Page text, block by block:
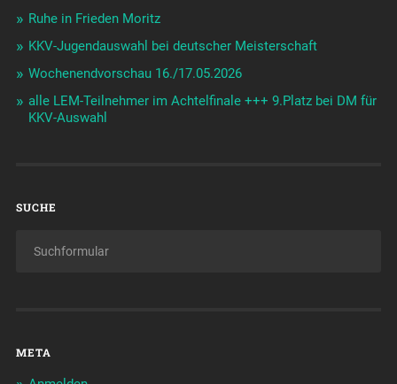
Ruhe in Frieden Moritz
KKV-Jugendauswahl bei deutscher Meisterschaft
Wochenendvorschau 16./17.05.2026
alle LEM-Teilnehmer im Achtelfinale +++ 9.Platz bei DM für
KKV-Auswahl
SUCHE
META